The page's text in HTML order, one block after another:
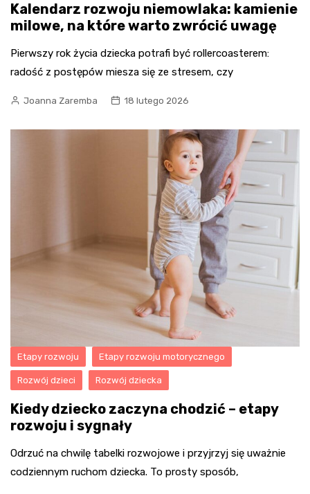
Kalendarz rozwoju niemowlaka: kamienie
milowe, na które warto zwrócić uwagę
Pierwszy rok życia dziecka potrafi być rollercoasterem:
radość z postępów miesza się ze stresem, czy
Joanna Zaremba 18 lutego 2026
Etapy rozwoju Etapy rozwoju motorycznego
Rozwój dzieci Rozwój dziecka
Kiedy dziecko zaczyna chodzić – etapy
rozwoju i sygnały
Odrzuć na chwilę tabelki rozwojowe i przyjrzyj się uważnie
codziennym ruchom dziecka. To prosty sposób,